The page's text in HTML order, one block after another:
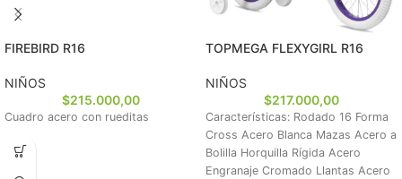
FIREBIRD R16
NIÑOS
$215.000,00
Cuadro acero con rueditas
TOPMEGA FLEXYGIRL R16
NIÑOS
$217.000,00
Características: Rodado 16 Forma
Cross Acero Blanca Mazas Acero a
Bolilla Horquilla Rígida Acero
Engranaje Cromado Llantas Acero